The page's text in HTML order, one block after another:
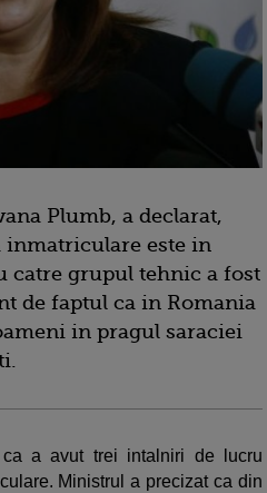
Plumb, a declarat,
inmatriculare este in
catre grupul tehnic a fost
de faptul ca in Romania
in pragul saraciei
a avut trei intalniri de lucru
Ministrul a precizat ca din